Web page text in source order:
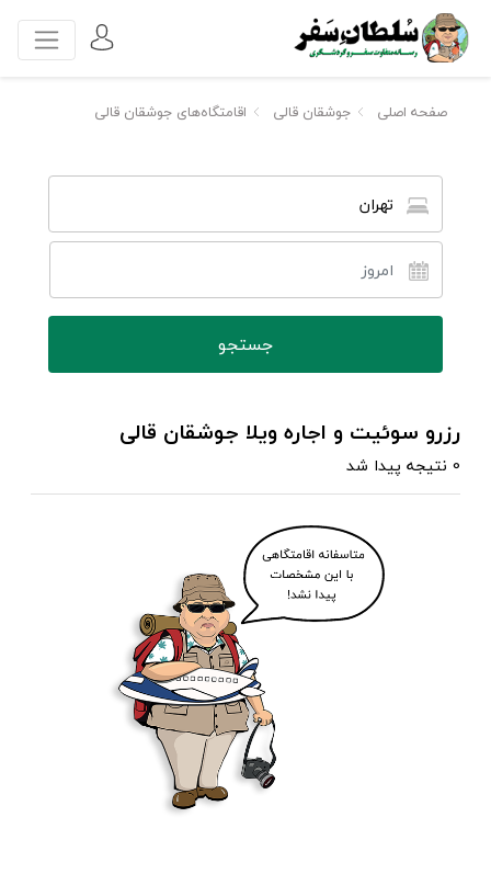
صفحه اصلی جوشقان قالی اقامتگاه‌های جوشقان قالی
تهران
رزرو سوئیت و اجاره ویلا جوشقان قالی
0 نتیجه پیدا شد